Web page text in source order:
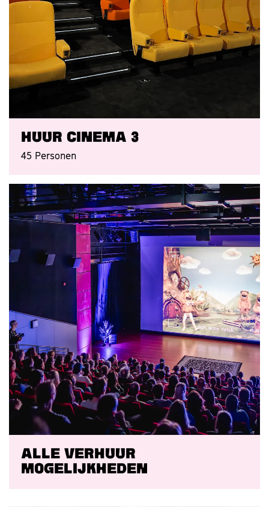
Huur Cinema 3
45 Personen
Alle verhuur
mogelijkheden